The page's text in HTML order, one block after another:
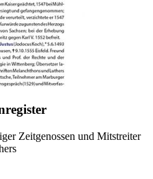
Zeitgenossen und Mitstreiter